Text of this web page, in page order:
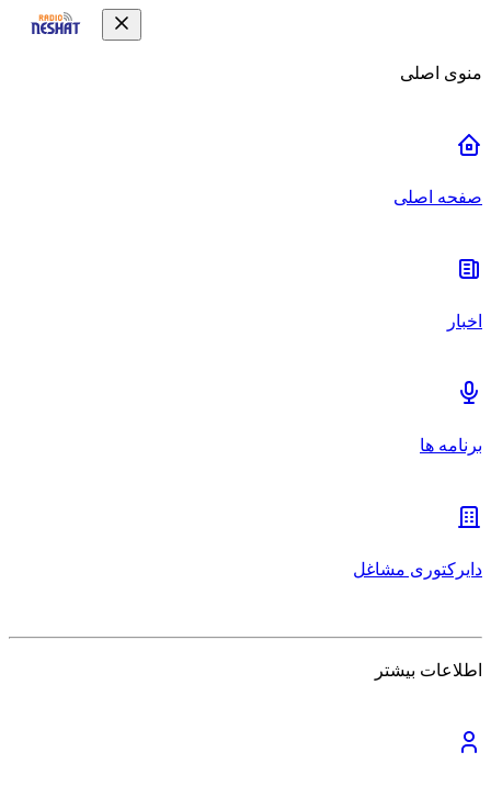
منوی اصلی
صفحه اصلی
اخبار
برنامه ها
دایرکتوری مشاغل
اطلاعات بیشتر